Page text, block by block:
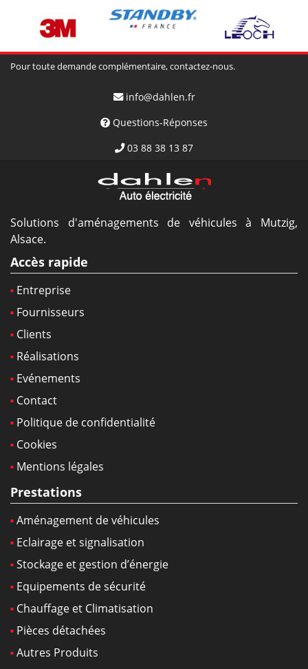
Pour toute demande complémentaire, contactez-nous.
info@dahlen.fr
Questions-Réponses
03 88 38 13 87
Solutions d'aménagements de véhicules à Mutzig,
Alsace.
Accès rapide
Entreprise
Fournisseurs
Clients
Réalisations
Evénements
Contact
Politique de confidentialité
Cookies
Mentions légales
Prestations
Aménagement de véhicules
Eclairage et signalisation
Stockage et gestion d’énergie
Equipements de sécurité
Chauffage et Climatisation
Pièces détachées
Autres Produits